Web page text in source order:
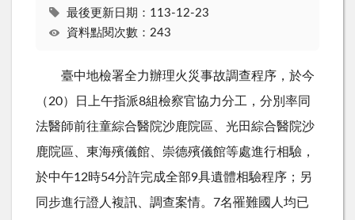
最後更新日期：113-12-23
資料點閱次數：243
臺中地檢署全力辦理火災事故調查程序，於今
（20）日上午指派8組檢察官協力分工，分別率同
法醫師前往童綜合醫院沙鹿院區、光田綜合醫院沙
鹿院區、東海殯儀館、崇德殯儀館等處進行相驗，
於中午12時54分許完成全部9具遺體相驗程序；另
同步進行證人複訊、調查案情。 7名罹難國人均已